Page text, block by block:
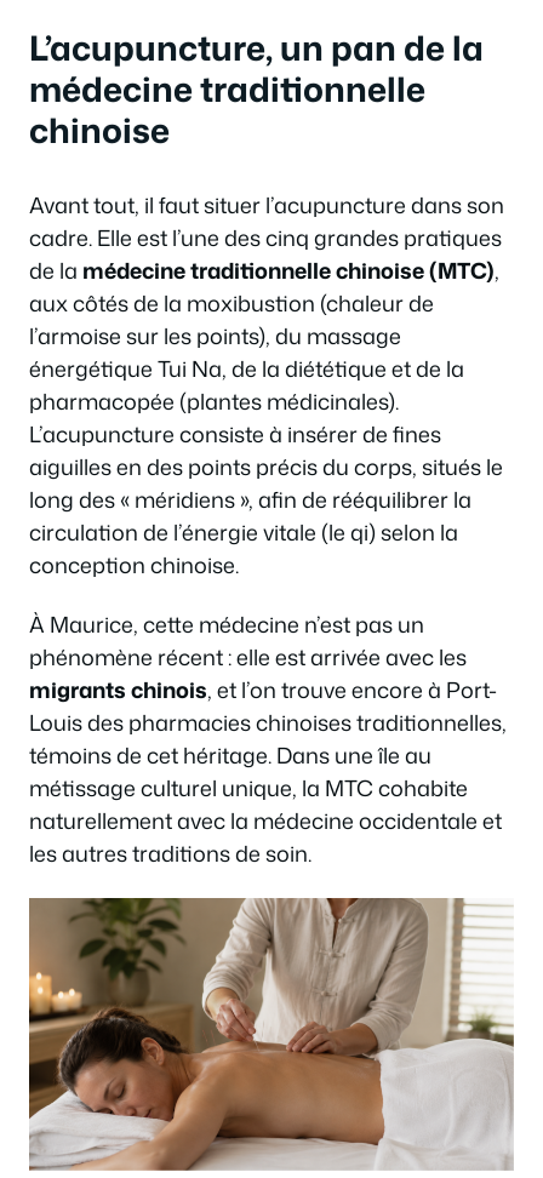
L’acupuncture, un pan de la
médecine traditionnelle
chinoise
Avant tout, il faut situer l’acupuncture dans son
cadre. Elle est l’une des cinq grandes pratiques
de la médecine traditionnelle chinoise (MTC),
aux côtés de la moxibustion (chaleur de
l’armoise sur les points), du massage
énergétique Tui Na, de la diététique et de la
pharmacopée (plantes médicinales).
L’acupuncture consiste à insérer de fines
aiguilles en des points précis du corps, situés le
long des « méridiens », afin de rééquilibrer la
circulation de l’énergie vitale (le qi) selon la
conception chinoise.
À Maurice, cette médecine n’est pas un
phénomène récent : elle est arrivée avec les
migrants chinois, et l’on trouve encore à Port-
Louis des pharmacies chinoises traditionnelles,
témoins de cet héritage. Dans une île au
métissage culturel unique, la MTC cohabite
naturellement avec la médecine occidentale et
les autres traditions de soin.